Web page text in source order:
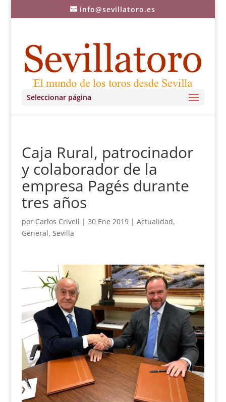
info@sevillatoro.es
Seleccionar página
Caja Rural, patrocinador
y colaborador de la
empresa Pagés durante
tres años
por Carlos Crivell | 30 Ene 2019| Actualidad,
General, Sevilla